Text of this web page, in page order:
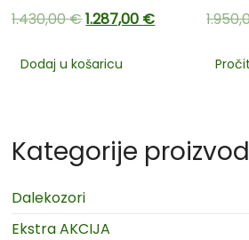
1.430,00€1.287,00 €
Dodaj u košaricu
Kategorije
Dalekozori
Ekstra AKCIJA